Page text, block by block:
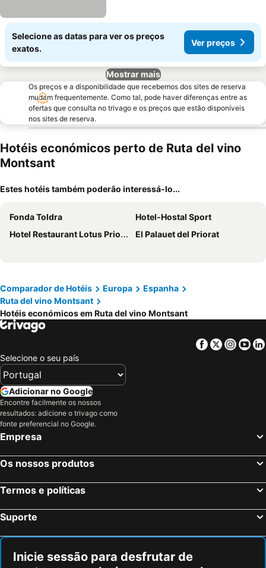
Selecione as datas para ver os preços
exatos.
Ver preços
Mostrar mais
Os preços e a disponibilidade que recebemos dos sites de reserva
mudam frequentemente. Como tal, pode haver diferenças entre as
ofertas que consulta no trivago e os preços que estão disponíveis
nos sites de reserva.
Hotéis económicos perto de Ruta del vino
Montsant
Estes hotéis também poderão interessá-lo...
Fonda Toldra
Hotel-Hostal Sport
Hotel Restaurant Lotus Priorat
El Palauet del Priorat
Comparador de Hotéis Europa
Espanha
Ruta del vino Montsant
Hotéis económicos em Ruta del vino Montsant
Facebook
Twitter
Selecione o seu país
Adicionar no Google
Encontre facilmente os nossos
resultados: adicione o trivago como
fonte preferencial no Google.
Empresa
Os nossos produtos
Termos e políticas
Suporte
Inicie sessão para desfrutar de